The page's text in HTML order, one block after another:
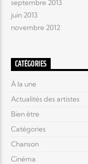
septembre 2013
juin 2013
novembre 2012
CATÉGORIES
À la une
Actualités des artistes
Bien être
Catégories
Chanson
Cinéma